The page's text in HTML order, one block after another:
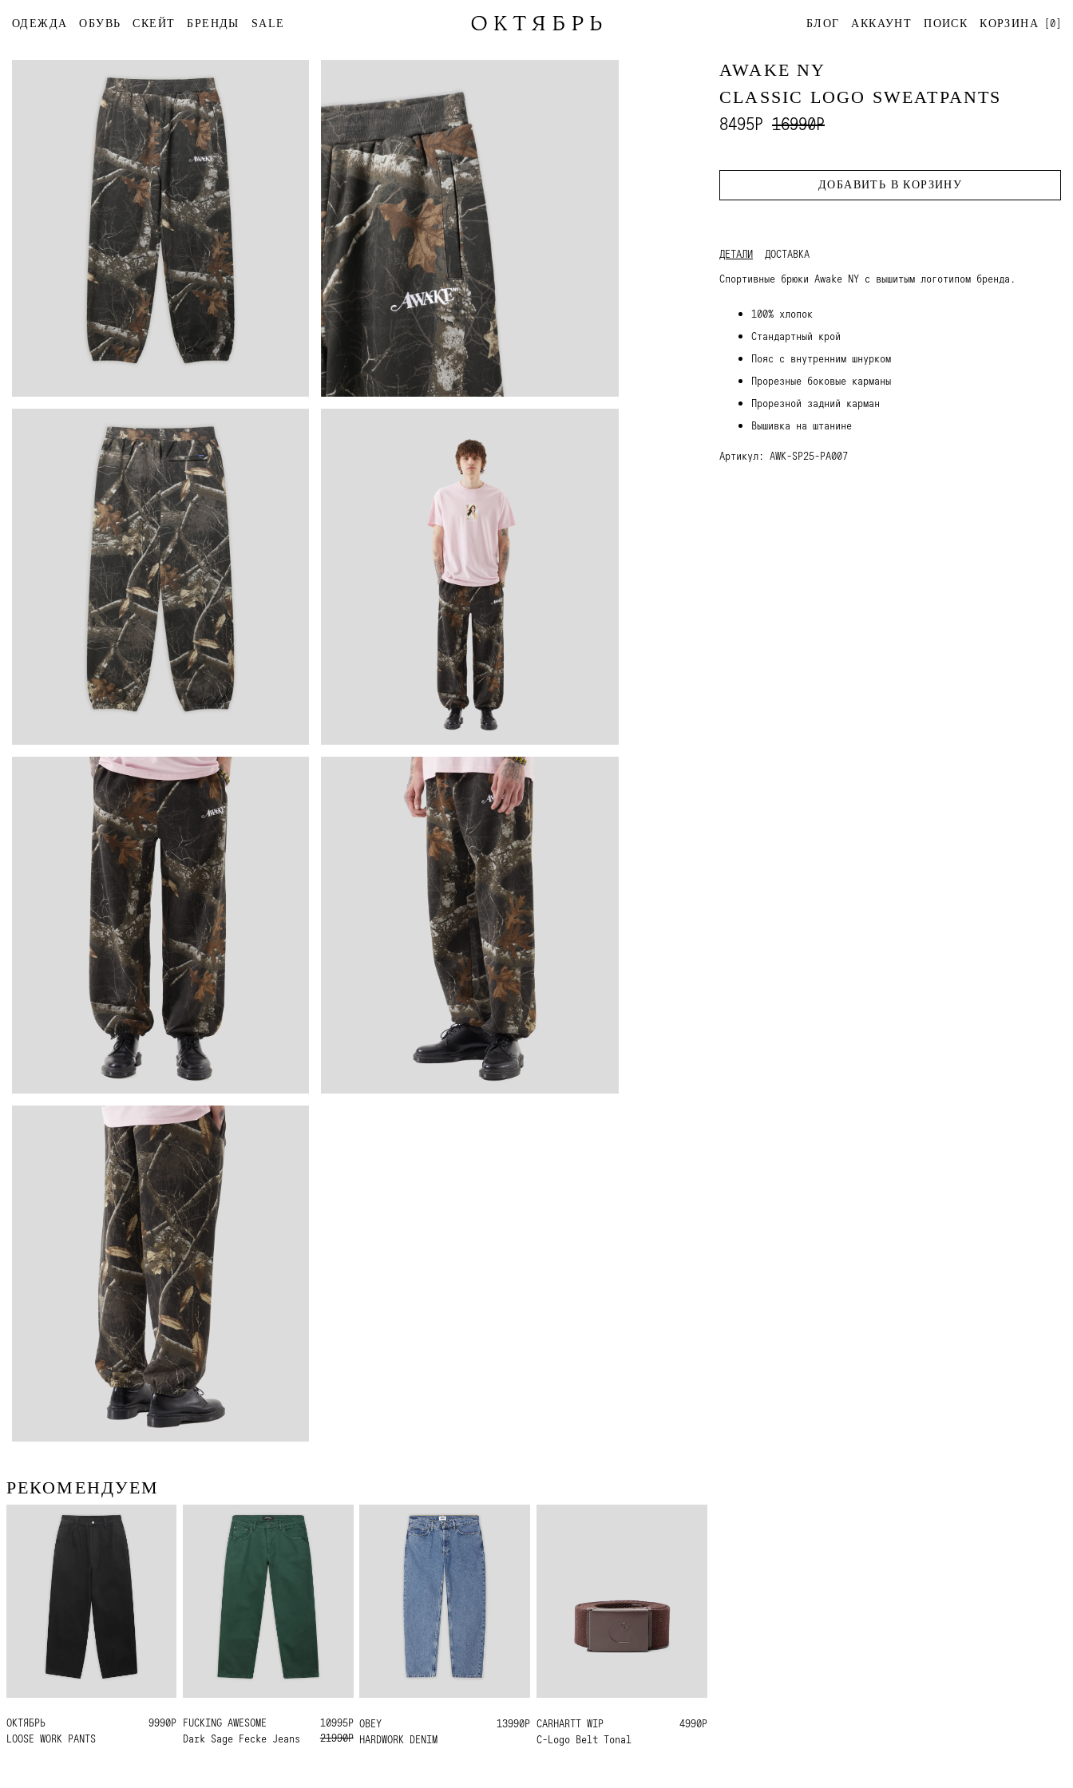
ОДЕЖДА ОБУВЬ СКЕЙТ БРЕНДЫ SALE БЛОГ АККАУНТ ПОИСК КОРЗИНА [0]
AWAKE NY
CLASSIC LOGO SWEATPANTS
8495Р 16990Р
ДОБАВИТЬ В КОРЗИНУ
ДЕТАЛИ
ДОСТАВКА
Спортивные брюки Awake NY с вышитым логотипом бренда.
100% хлопок
Стандартный крой
Пояс с внутренним шнурком
Прорезные боковые карманы
Прорезной задний карман
Вышивка на штанине
Артикул: AWK-SP25-PA007
РЕКОМЕНДУЕМ
ОКТЯБРЬ
LOOSE WORK PANTS
32 30 36 9990Р FUCKING AWESOME
Dark Sage Fecke Jeans
34 32 30
10995Р
21990Р
OBEY
HARDWORK DENIM
33 32 13990Р CARHARTT WIP
C-Logo Belt Tonal
ONE SIZE 4990Р